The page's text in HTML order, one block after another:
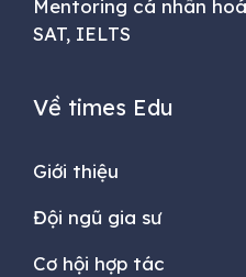
Mentoring cá nhân
SAT, IELTS
Về times Edu
Giới thiệu
Đội ngũ gia sư
Cơ hội hợp tác